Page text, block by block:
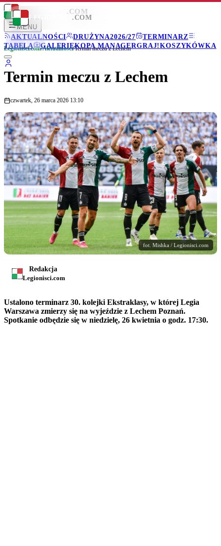
LEGIONISCI .COM
MENU
AKTUALNOŚCI
DRUŻYNA2026/27
TERMINARZ
TABELA
GALERIEKOPA MANAGERGRAJ!KOSZYKÓWKA
LEGIONISCI .COM
Legionisci.com/Aktualności/Termin meczu z Lechem
Termin meczu z Lechem
czwartek, 26 marca 2026 13:10
fot. Mishka / Legionisci.com
Redakcja
Legionisci.com
Ustalono terminarz 30. kolejki Ekstraklasy, w której Legia
Warszawa zmierzy się na wyjeździe z Lechem Poznań.
Spotkanie odbędzie się w niedzielę, 26 kwietnia o godz. 17:30.